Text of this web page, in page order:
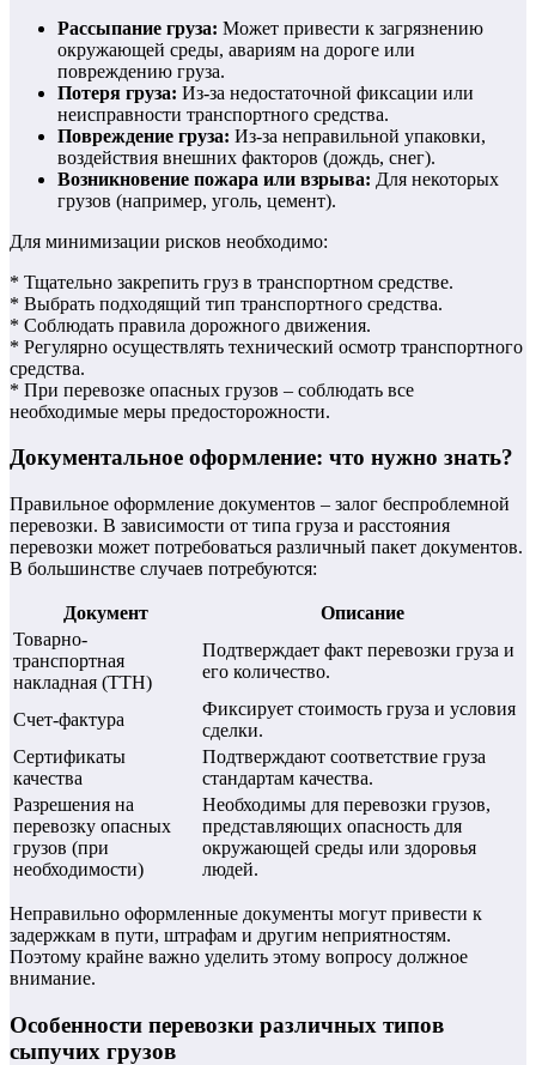
Рассыпание груза: Может привести к загрязнению
окружающей среды, авариям на дороге или
повреждению груза.
Потеря груза: Из-за недостаточной фиксации или
неисправности транспортного средства.
Повреждение груза: Из-за неправильной упаковки,
воздействия внешних факторов (дождь, снег).
Возникновение пожара или взрыва: Для некоторых
грузов (например, уголь, цемент).
Для минимизации рисков необходимо:
* Тщательно закрепить груз в транспортном средстве.
* Выбрать подходящий тип транспортного средства.
* Соблюдать правила дорожного движения.
* Регулярно осуществлять технический осмотр транспортного
средства.
* При перевозке опасных грузов – соблюдать все
необходимые меры предосторожности.
Документальное оформление: что нужно знать?
Правильное оформление документов – залог беспроблемной
перевозки. В зависимости от типа груза и расстояния
перевозки может потребоваться различный пакет документов.
В большинстве случаев потребуются:
Документ
Описание
Товарно-
транспортная
накладная (ТТН)
Подтверждает факт перевозки груза и
его количество.
Счет-фактура
Фиксирует стоимость груза и условия
сделки.
Сертификаты
качества
Подтверждают соответствие груза
стандартам качества.
Разрешения на
перевозку опасных
грузов (при
необходимости)
Необходимы для перевозки грузов,
представляющих опасность для
окружающей среды или здоровья
людей.
Неправильно оформленные документы могут привести к
задержкам в пути, штрафам и другим неприятностям.
Поэтому крайне важно уделить этому вопросу должное
внимание.
Особенности перевозки различных типов
сыпучих грузов